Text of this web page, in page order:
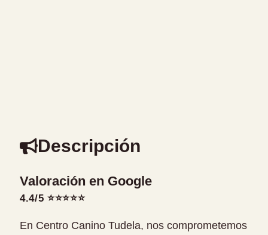
Descripción
Valoración en Google
4.4/5 ⭐⭐⭐⭐⭐
En Centro Canino Tudela, nos comprometemos